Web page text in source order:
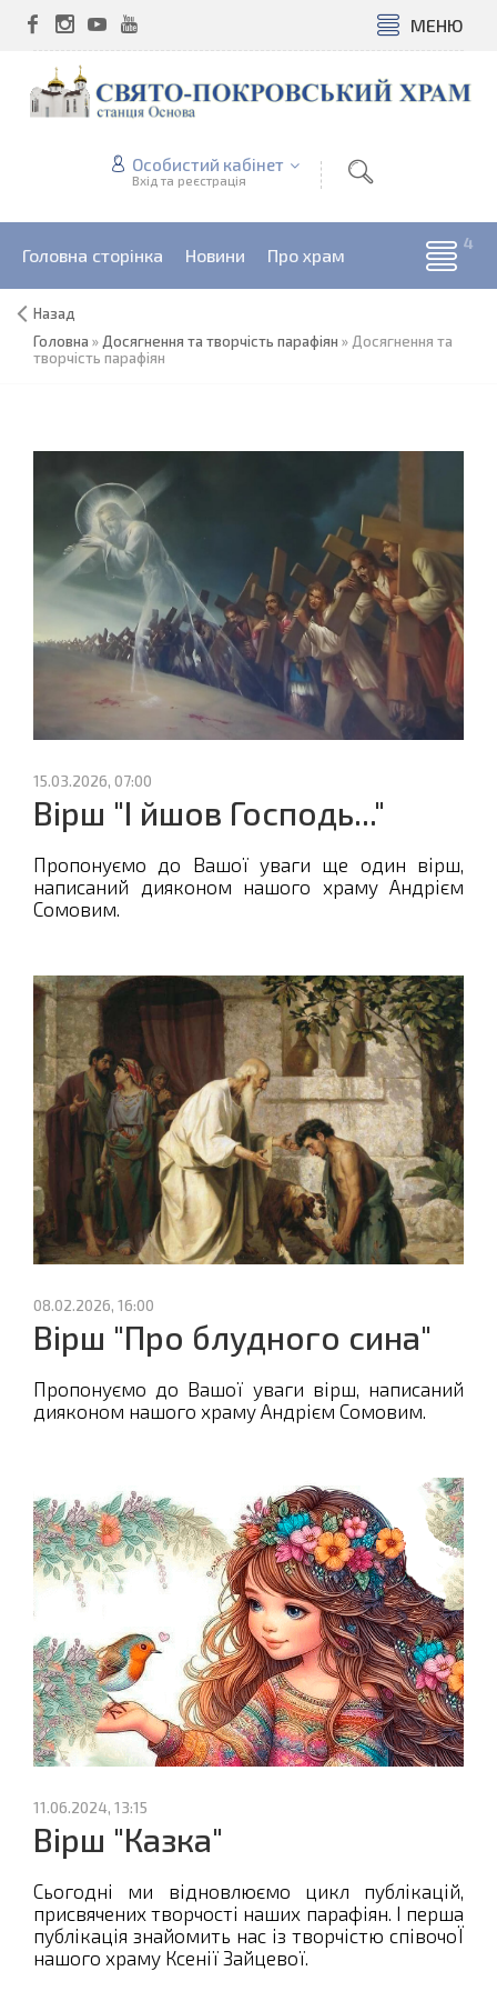
МЕНЮ
Особистий кабінет
Вхід та реєстрація
Головна сторінка Новини Про храм
Назад
Головна » Досягнення та творчість парафіян » Досягнення та
творчість парафіян
15.03.2026, 07:00
Вірш "І йшов Господь..."
Пропонуємо до Вашої уваги ще один вірш,
написаний дияконом нашого храму Андрієм
Сомовим.
08.02.2026, 16:00
Вірш "Про блудного сина"
Пропонуємо до Вашої уваги вірш, написаний
дияконом нашого храму Андрієм Сомовим.
11.06.2024, 13:15
Вірш "Казка"
Сьогодні ми відновлюємо цикл публікацій,
присвячених творчості наших парафіян. І перша
публікація знайомить нас із творчістю співочоЇ
нашого храму Ксенії Зайцевої.